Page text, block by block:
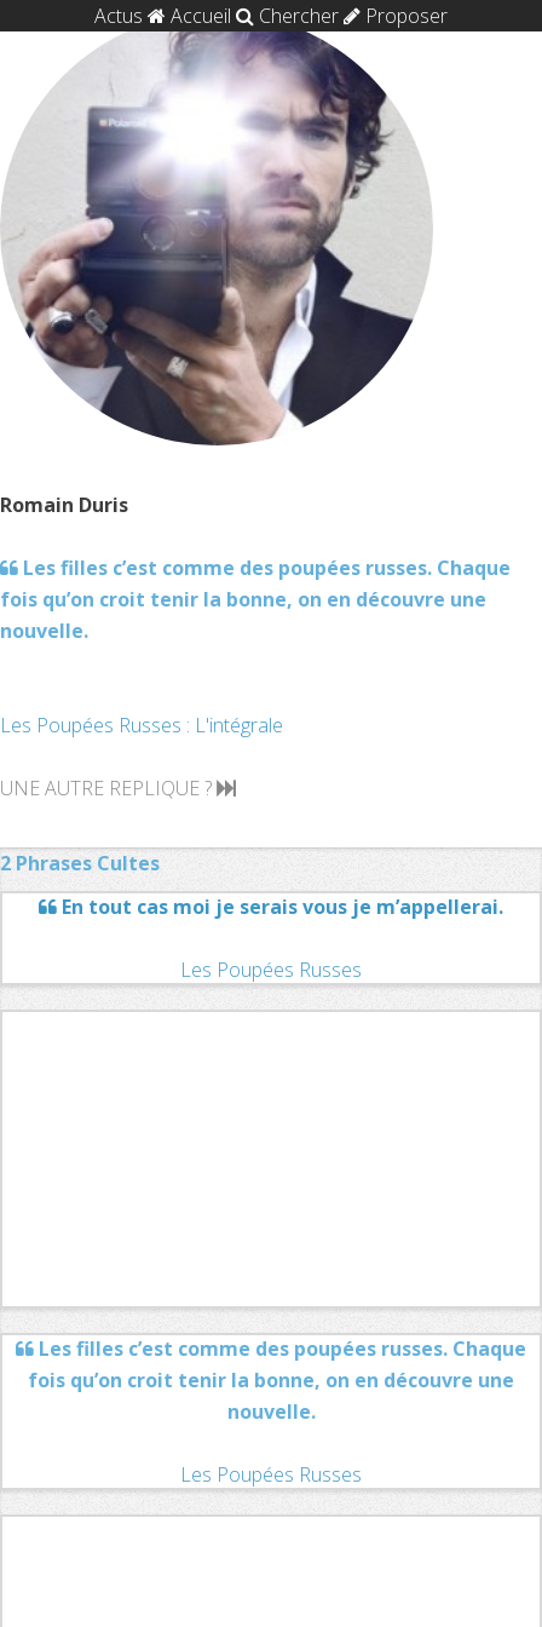
Actus Accueil Chercher Proposer
Romain Duris
Les filles c’est comme des poupées russes. Chaque
fois qu’on croit tenir la bonne, on en découvre une
nouvelle.
Les Poupées Russes : L'intégrale
UNE AUTRE REPLIQUE ?
2 Phrases Cultes
En tout cas moi je serais vous je m’appellerai.
Les Poupées Russes
Les filles c’est comme des poupées russes. Chaque
fois qu’on croit tenir la bonne, on en découvre une
nouvelle.
Les Poupées Russes